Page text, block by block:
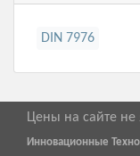
DIN 7976
Цены на сайте не
Инновационные